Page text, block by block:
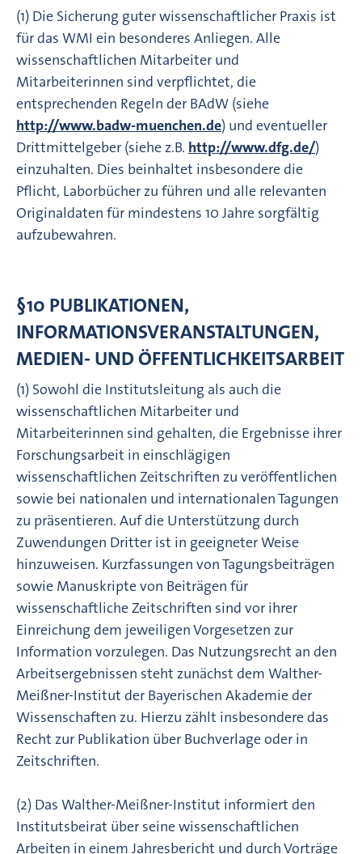
(1) Die Sicherung guter wissenschaftlicher Praxis ist
für das WMI ein besonderes Anliegen. Alle
wissenschaftlichen Mitarbeiter und
Mitarbeiterinnen sind verpflichtet, die
entsprechenden Regeln der BAdW (siehe
http://www.badw-muenchen.de) und eventueller
Drittmittelgeber (siehe z.B. http://www.dfg.de/)
einzuhalten. Dies beinhaltet insbesondere die
Pflicht, Laborbücher zu führen und alle relevanten
Originaldaten für mindestens 10 Jahre sorgfältig
aufzubewahren.
§10 PUBLIKATIONEN,
INFORMATIONSVERANSTALTUNGEN,
MEDIEN- UND ÖFFENTLICHKEITSARBEIT
(1) Sowohl die Institutsleitung als auch die
wissenschaftlichen Mitarbeiter und
Mitarbeiterinnen sind gehalten, die Ergebnisse ihrer
Forschungsarbeit in einschlägigen
wissenschaftlichen Zeitschriften zu veröffentlichen
sowie bei nationalen und internationalen Tagungen
zu präsentieren. Auf die Unterstützung durch
Zuwendungen Dritter ist in geeigneter Weise
hinzuweisen. Kurzfassungen von Tagungsbeiträgen
sowie Manuskripte von Beiträgen für
wissenschaftliche Zeitschriften sind vor ihrer
Einreichung dem jeweiligen Vorgesetzen zur
Information vorzulegen. Das Nutzungsrecht an den
Arbeitsergebnissen steht zunächst dem Walther-
Meißner-Institut der Bayerischen Akademie der
Wissenschaften zu. Hierzu zählt insbesondere das
Recht zur Publikation über Buchverlage oder in
Zeitschriften.
(2) Das Walther-Meißner-Institut informiert den
Institutsbeirat über seine wissenschaftlichen
Arbeiten in einem Jahresbericht und durch Vorträge